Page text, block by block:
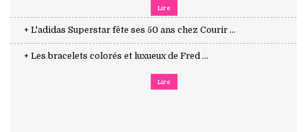
Lire
+ L'adidas Superstar fête ses 50 ans chez Courir ...
+ Les bracelets colorés et luxueux de Fred ...
Lire